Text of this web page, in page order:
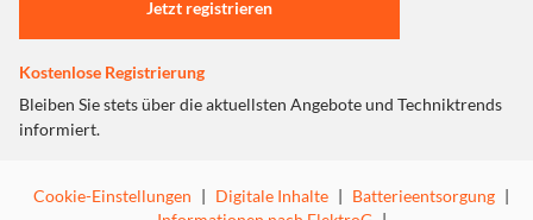
Jetzt registrieren
Kostenlose Registrierung
Bleiben Sie stets über die aktuellsten Angebote und Techniktrends
informiert.
Cookie-Einstellungen | Digitale Inhalte | Batterieentsorgung |